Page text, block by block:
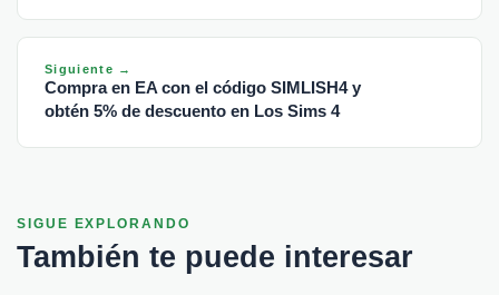
Siguiente →
Compra en EA con el código SIMLISH4 y
obtén 5% de descuento en Los Sims 4
SIGUE EXPLORANDO
También te puede interesar